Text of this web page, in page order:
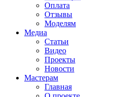
Оплата
Отзывы
Моделям
Медиа
Статьи
Видео
Проекты
Новости
Мастерам
Главная